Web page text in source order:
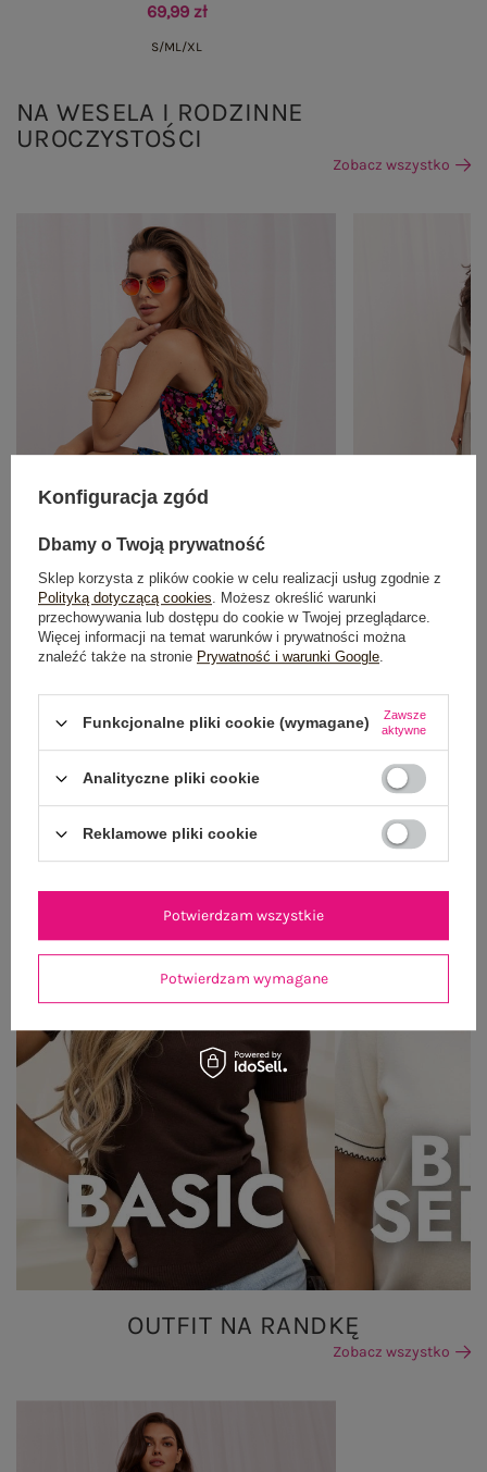
69,99 zł
S/ML/XL
NA WESELA I RODZINNE
UROCZYSTOŚCI
Zobacz wszystko
Letnia sukienka w kwiatki SUBLEVEL
S/M
Beżowa letnia
OUTFIT NA RANDKĘ
Zobacz wszystko
Konfiguracja zgód
Dbamy o Twoją prywatność
Sklep korzysta z plików cookie w celu realizacji usług zgodnie z
Polityką dotyczącą cookies. Możesz określić warunki
przechowywania lub dostępu do cookie w Twojej przeglądarce.
Więcej informacji na temat warunków i prywatności można
znaleźć także na stronie Prywatność i warunki Google.
Funkcjonalne pliki cookie (wymagane)
Zawsze
aktywne
Analityczne pliki cookie
Reklamowe pliki cookie
Potwierdzam wymagane
Potwierdzam wszystkie